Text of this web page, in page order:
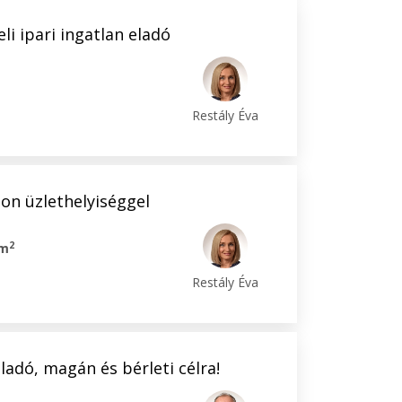
ipari ingatlan eladó
Restály Éva
üzlethelyiséggel
2
Restály Éva
magán és bérleti célra!